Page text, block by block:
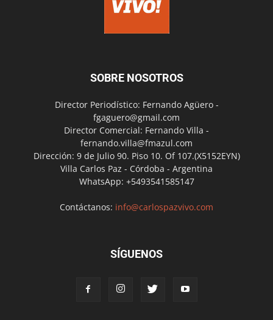
SOBRE NOSOTROS
Director Periodístico: Fernando Agüero -
fgaguero@gmail.com
Director Comercial: Fernando Villa -
fernando.villa@fmazul.com
Dirección: 9 de Julio 90. Piso 10. Of 107.(X5152EYN)
Villa Carlos Paz - Córdoba - Argentina
WhatsApp: +5493541585147
Contáctanos: info@carlospazvivo.com
SÍGUENOS